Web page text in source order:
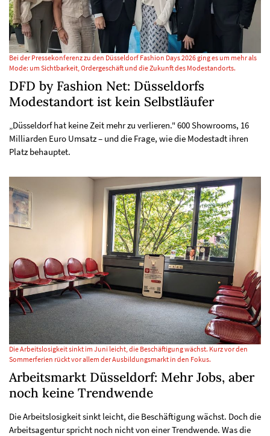
Bei der Pressekonferenz zu den Düsseldorf Fashion Days 2026 ging es um mehr als
Mode: um Sichtbarkeit, Ordergeschäft und die Zukunft des Modestandorts.
DFD by Fashion Net: Düsseldorfs
Modestandort ist kein Selbstläufer
„Düsseldorf hat keine Zeit mehr zu verlieren." 600 Showrooms, 16
Milliarden Euro Umsatz – und die Frage, wie die Modestadt ihren
Platz behauptet.
Die Arbeitslosigkeit sinkt im Juni leicht, die Beschäftigung wächst. Kurz vor den
Sommerferien rückt vor allem der Ausbildungsmarkt in den Fokus.
Arbeitsmarkt Düsseldorf: Mehr Jobs, aber
noch keine Trendwende
Die Arbeitslosigkeit sinkt leicht, die Beschäftigung wächst. Doch die
Arbeitsagentur spricht noch nicht von einer Trendwende. Was die